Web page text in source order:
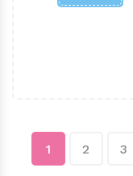
1 2 3